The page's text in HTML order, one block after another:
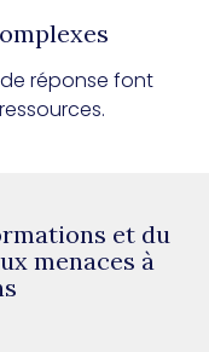
réponse font
et du
menaces à